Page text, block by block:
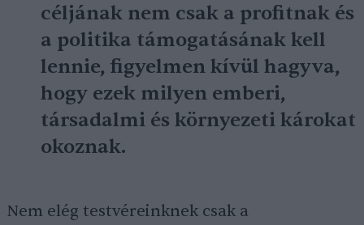
céljának nem csak a profitnak és
a politika támogatásának kell
lennie, figyelmen kívül hagyva,
hogy ezek milyen emberi,
társadalmi és környezeti károkat
okoznak.
Nem elég testvéreinknek csak a